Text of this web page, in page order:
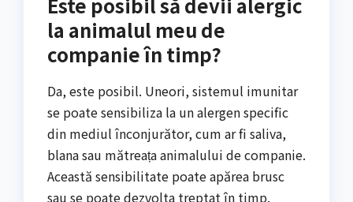
la animalul meu de
companie în timp?
Da, este posibil. Uneori, sistemul imunitar
se poate sensibiliza la un alergen specific
din mediul înconjurător, cum ar fi saliva,
blana sau mătreața animalului de companie.
Această sensibilitate poate apărea brusc
sau se poate dezvolta treptat în timp.